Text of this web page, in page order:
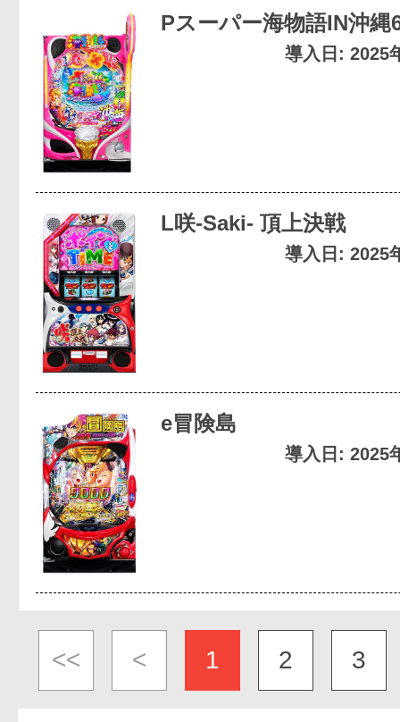
Pスーパー海物語IN沖縄
導入日: 2025
L咲-Saki- 頂上決戦
導入日: 2025
e冒険島
導入日: 2025
<< < 1 2 3